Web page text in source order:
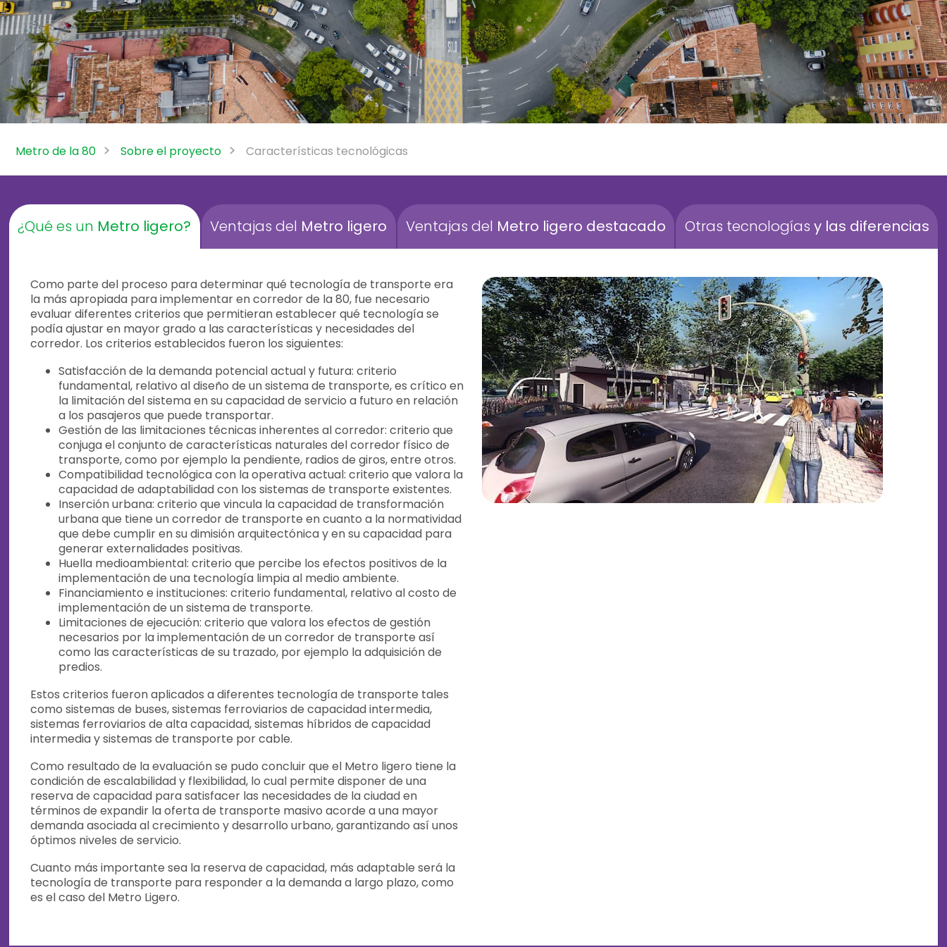
Metro de la 80 Sobre el proyecto Características tecnológicas
¿Qué es un Metro ligero? Ventajas del Metro ligero Ventajas del Metro ligero destacado Otras tecnologías y las diferencias
Como parte del proceso para determinar qué tecnología de transporte era
la más apropiada para implementar en corredor de la 80, fue necesario
evaluar diferentes criterios que permitieran establecer qué tecnología se
podía ajustar en mayor grado a las características y necesidades del
corredor. Los criterios establecidos fueron los siguientes:
Satisfacción de la demanda potencial actual y futura: criterio
fundamental, relativo al diseño de un sistema de transporte, es crítico en
la limitación del sistema en su capacidad de servicio a futuro en relación
a los pasajeros que puede transportar.
Gestión de las limitaciones técnicas inherentes al corredor: criterio que
conjuga el conjunto de características naturales del corredor físico de
transporte, como por ejemplo la pendiente, radios de giros, entre otros.
Compatibilidad tecnológica con la operativa actual: criterio que valora la
capacidad de adaptabilidad con los sistemas de transporte existentes.
Inserción urbana: criterio que vincula la capacidad de transformación
urbana que tiene un corredor de transporte en cuanto a la normatividad
que debe cumplir en su dimisión arquitectónica y en su capacidad para
generar externalidades positivas.
Huella medioambiental: criterio que percibe los efectos positivos de la
implementación de una tecnología limpia al medio ambiente.
Financiamiento e instituciones: criterio fundamental, relativo al costo de
implementación de un sistema de transporte.
Limitaciones de ejecución: criterio que valora los efectos de gestión
necesarios por la implementación de un corredor de transporte así
como las características de su trazado, por ejemplo la adquisición de
predios.
Estos criterios fueron aplicados a diferentes tecnología de transporte tales
como sistemas de buses, sistemas ferroviarios de capacidad intermedia,
sistemas ferroviarios de alta capacidad, sistemas híbridos de capacidad
intermedia y sistemas de transporte por cable.
Como resultado de la evaluación se pudo concluir que el Metro ligero tiene la
condición de escalabilidad y flexibilidad, lo cual permite disponer de una
reserva de capacidad para satisfacer las necesidades de la ciudad en
términos de expandir la oferta de transporte masivo acorde a una mayor
demanda asociada al crecimiento y desarrollo urbano, garantizando así unos
óptimos niveles de servicio.
Cuanto más importante sea la reserva de capacidad, más adaptable será la
tecnología de transporte para responder a la demanda a largo plazo, como
es el caso del Metro Ligero.